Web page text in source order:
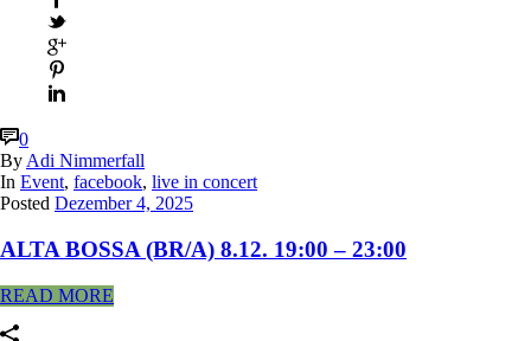
0
ByAdi Nimmerfall
In Event, facebook, live in concert
Posted Dezember 4, 2025
ALTA BOSSA (BR/A) 8.12. 19:00 – 23:00
READ MORE